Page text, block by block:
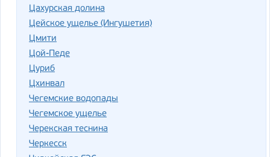
Цахурская долина
Цейское ущелье (Ингушетия)
Цмити
Цой-Педе
Цуриб
Цхинвал
Чегемские водопады
Чегемское ущелье
Черекская теснина
Черкесск